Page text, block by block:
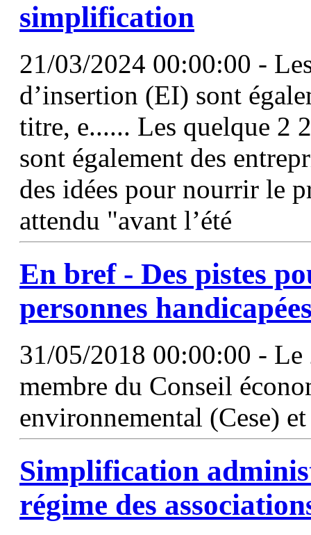
simplification
21/03/2024 00:00:00 -
d’insertion (EI) sont
titre, e...... Les quelque 2
sont également des
des idées pour nourrir le
attendu "avant l’été
En bref - Des pistes
personnes
31/05/2018 00:00:00 - Le
membre du Conseil
environnemental (Cese)
Simplification
régime des